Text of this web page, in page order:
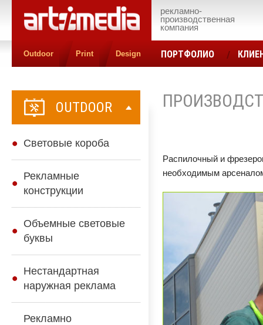
рекламно-
производственная
компания
Outdoor Print Design ПОРТФОЛИО
OUTDOOR
Cветовые короба
Рекламные
конструкции
Объемные световые
буквы
Нестандартная
наружная реклама
Рекламно
Распилочный и
необходимым